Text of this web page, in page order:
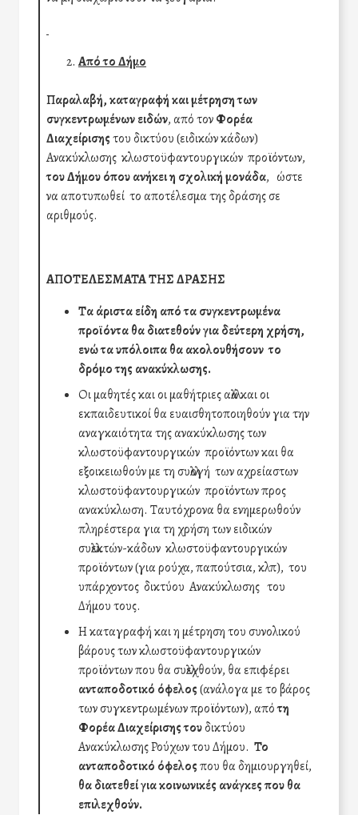
Από το Δήμο
Παραλαβή, καταγραφή και μέτρηση των
συγκεντρωμένων ειδών, από τονΦορέα
Διαχείρισηςτου δικτύου (ειδικών κάδων)
Ανακύκλωσης κλωστοϋφαντουργικών προϊόντων,
του Δήμουόπου ανήκει η σχολική μονάδα, ώστε
να αποτυπωθεί το αποτέλεσμα της δράσης σε
αριθμούς.
ΑΠΟΤΕΛΕΣΜΑΤΑ ΤΗΣ ΔΡΑΣΗΣ
Τα άριστα είδη από τα συγκεντρωμένα
προϊόντα θα διατεθούν για δεύτερη χρήση,
ενώ τα υπόλοιπα θα ακολουθήσουν το
δρόμο της ανακύκλωσης.
Οι μαθητές και οι μαθήτριες αλλά και οι
εκπαιδευτικοί θα ευαισθητοποιηθούν για την
αναγκαιότητα της ανακύκλωσης των
κλωστοϋφαντουργικών προϊόντων και θα
εξοικειωθούν με τη συλλογή των αχρείαστων
κλωστοϋφαντουργικών προϊόντων προς
ανακύκλωση. Ταυτόχρονα θα ενημερωθούν
πληρέστερα για τη χρήση των ειδικών
συλλεκτών-κάδων κλωστοϋφαντουργικών
προϊόντων (για ρούχα, παπούτσια, κλπ), του
υπάρχοντος δικτύου Ανακύκλωσης του
Δήμου τους.
Η καταγραφή και η μέτρηση του συνολικού
βάρους των κλωστοϋφαντουργικών
προϊόντων που θα συλλεχθούν, θα επιφέρει
ανταποδοτικό όφελος(ανάλογα με το βάρος
των συγκεντρωμένων προϊόντων), απότη
Φορέα Διαχείρισης τουδικτύου
Ανακύκλωσης Ρούχων του Δήμου. Το
ανταποδοτικό όφελοςπου θα δημιουργηθεί,
θα διατεθεί για κοινωνικές ανάγκες που θα
επιλεχθούν.